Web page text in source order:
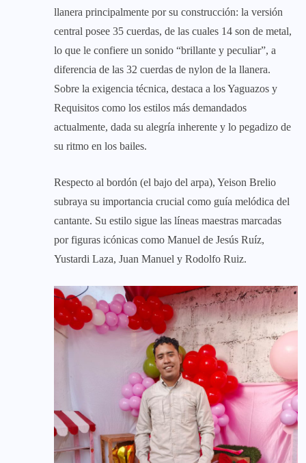
llanera principalmente por su construcción: la versión
central posee 35 cuerdas, de las cuales 14 son de metal,
lo que le confiere un sonido “brillante y peculiar”, a
diferencia de las 32 cuerdas de nylon de la llanera.
Sobre la exigencia técnica, destaca a los Yaguazos y
Requisitos como los estilos más demandados
actualmente, dada su alegría inherente y lo pegadizo de
su ritmo en los bailes.
Respecto al bordón (el bajo del arpa), Yeison Brelio
subraya su importancia crucial como guía melódica del
cantante. Su estilo sigue las líneas maestras marcadas
por figuras icónicas como Manuel de Jesús Ruíz,
Yustardi Laza, Juan Manuel y Rodolfo Ruiz.